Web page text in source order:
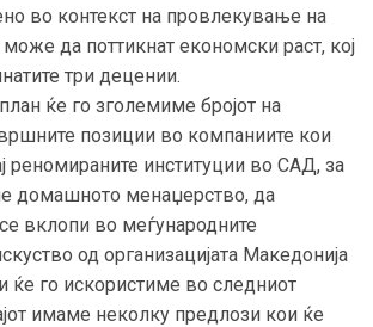
во контекст на провлекување на
да поттикнат економски раст, кој
три децении.
ќе го зголемиме бројот на
позиции во компаниите кои
реномираните институции во САД, за
домашното менаџерство, да
вклопи во меѓународните
од организацијата Македонија
ќе го искористиме во следниот
имаме неколку предлози кои ќе